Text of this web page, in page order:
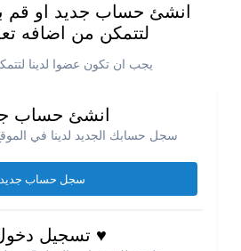
انشئ حساب جديد او قم
لتتمكن من اضافه
يجب ان تكون عضوا لدينا
انشئ حساب
سجل حسابك الجديد لدينا في
سجل حساب جديد
♥ تسجيل